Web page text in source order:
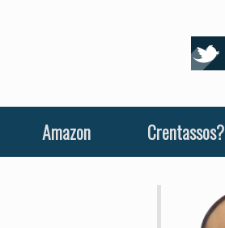
Amazon Crentassos?